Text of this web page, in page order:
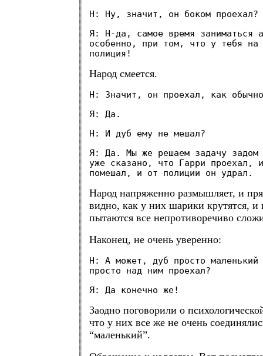
Н: Ну, значит, он боком проехал?
Я: Н-да, самое время заниматься
особенно, при том, что у тебя на
полиция!
Народ смеется.
Н: Значит, он проехал, как
Я: Да.
Н: И дуб ему не мешал?
Я: Да. Мы же решаем задачу
уже сказано, что Гарри проехал,
помешал, и от полиции он удрал.
Народ напряженно размышляет, и
видно, как у них шарики крутятся, и
пытаются все непротиворечиво
Наконец, не очень уверенно:
Н: А может, дуб просто маленький
просто над ним проехал?
Я: Да конечно же!
Заодно поговорили о
что у них все же не очень
“маленький”.